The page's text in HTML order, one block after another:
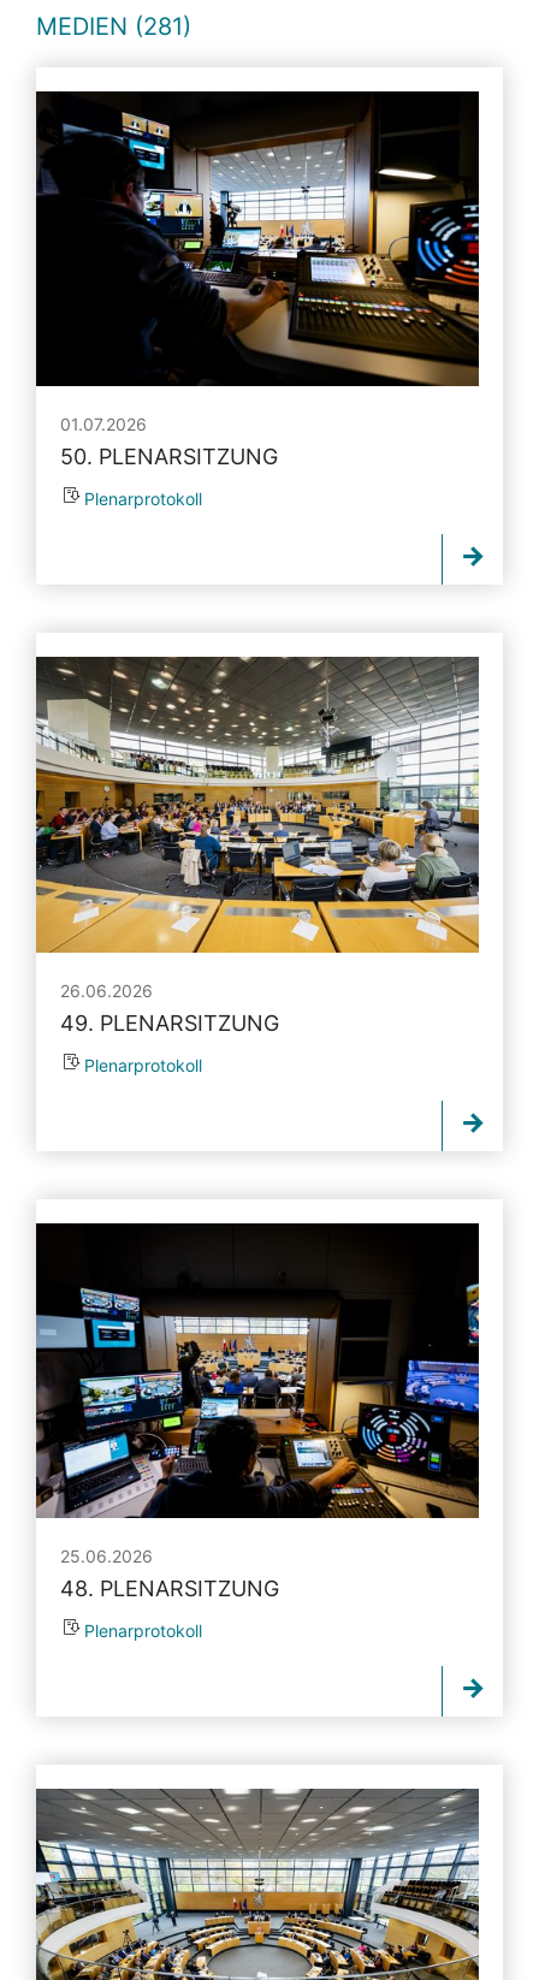
MEDIEN (281)
01.07.2026
50. PLENARSITZUNG
Plenarprotokoll
26.06.2026
49. PLENARSITZUNG
Plenarprotokoll
25.06.2026
48. PLENARSITZUNG
Plenarprotokoll